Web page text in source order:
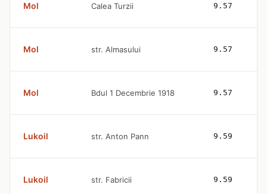
Mol Calea Turzii 9.57
Mol str. Almasului 9.57
Mol Bdul 1 Decembrie 1918 9.57
Lukoil str. Anton Pann 9.59
Lukoil str. Fabricii 9.59